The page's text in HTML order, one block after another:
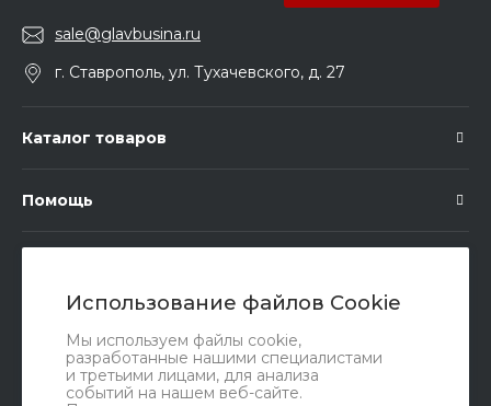
Использование файлов Cookie
Мы используем файлы cookie,
разработанные нашими специалистами
и третьими лицами, для анализа
событий на нашем веб-сайте.
sale@glavbusina.ru
г. Ставрополь, ул. Тухачевского, д. 27
Каталог товаров
Помощь